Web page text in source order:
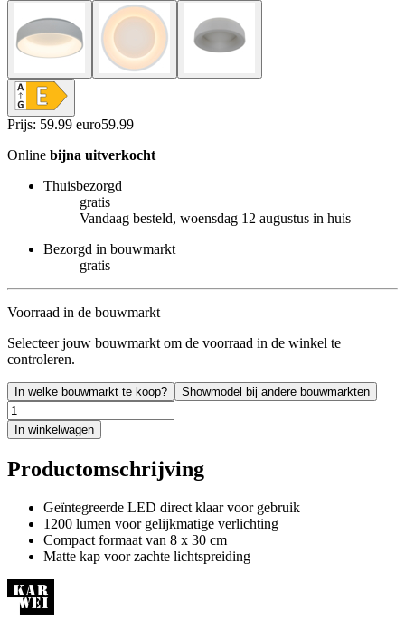
Prijs: 59.99 euro59.99
Online bijna uitverkocht
Thuisbezorgd
gratis
Vandaag besteld, woensdag 12 augustus in huis
Bezorgd in bouwmarkt
gratis
Voorraad in de bouwmarkt
Selecteer jouw bouwmarkt om de voorraad in de winkel te
controleren.
In welke bouwmarkt te koop? Showmodel bij andere bouwmarkten
In winkelwagen
Productomschrijving
Geïntegreerde LED direct klaar voor gebruik
1200 lumen voor gelijkmatige verlichting
Compact formaat van 8 x 30 cm
Matte kap voor zachte lichtspreiding